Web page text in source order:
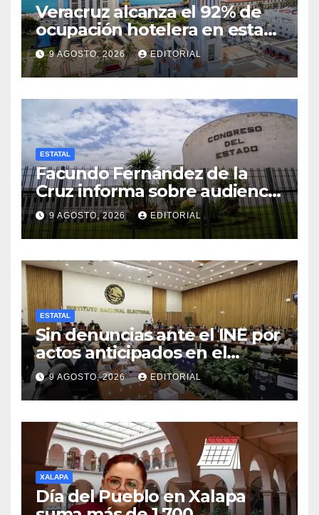
Veracruz alcanza el 92% de
ocupación hotelera en esta
temporada.
9 AGOSTO, 2026 EDITORIAL
ESTATAL
Facundo Fernández de la
Cruz informa sobre audiencia
legislativa tras denuncia de la
Fiscalía.
9 AGOSTO, 2026 EDITORIAL
ESTATAL
Sin denuncias ante el INE por
actos anticipados en el
estado de Veracruz.
9 AGOSTO, 2026 EDITORIAL
XALAPA
Día del Pueblo en Xalapa